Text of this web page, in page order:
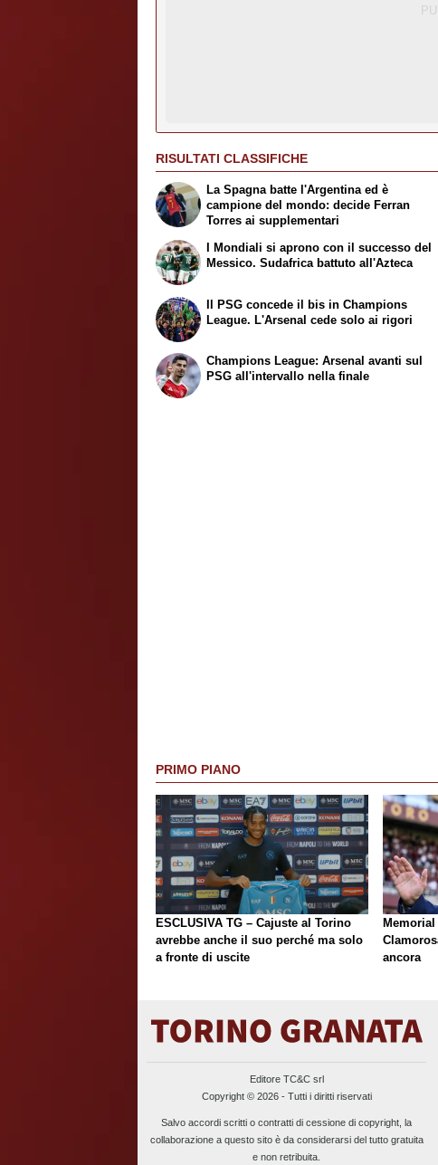
RISULTATI CLASSIFICHE
La Spagna batte l'Argentina ed è
campione del mondo: decide Ferran
Torres ai supplementari
I Mondiali si aprono con il successo del
Messico. Sudafrica battuto all'Azteca
Il PSG concede il bis in Champions
League. L'Arsenal cede solo ai rigori
Champions League: Arsenal avanti sul
PSG all'intervallo nella finale
PRIMO PIANO
ESCLUSIVA TG – Cajuste al Torino
avrebbe anche il suo perché ma solo
a fronte di uscite
Memorial
ancora
Editore TC&C srl
Copyright © 2026 - Tutti i diritti riservati
Salvo accordi scritti o contratti di cessione di copyright, la
collaborazione a questo sito è da considerarsi del tutto gratuita
e non retribuita.